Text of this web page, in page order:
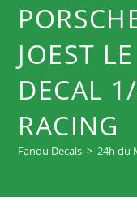
JOEST
DECAL
RACING
Fanou Decals > 24h du